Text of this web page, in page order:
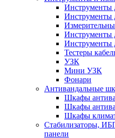
Инструменты
Инструменты
Инструменты
Инструменты
Тестеры
УЗК
Мини УЗК
Фонари
Антивандальные
Шкафы
Шкафы
Шкафы
Стабилизаторы,
панели